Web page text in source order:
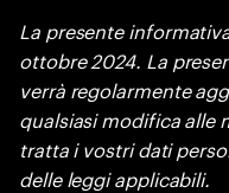
La presente
ottobre 2024. La
verrà regolarmente
qualsiasi modifica alle
tratta i vostri dati
delle leggi applicabili.